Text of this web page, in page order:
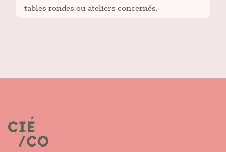
tables rondes ou ateliers concernés.